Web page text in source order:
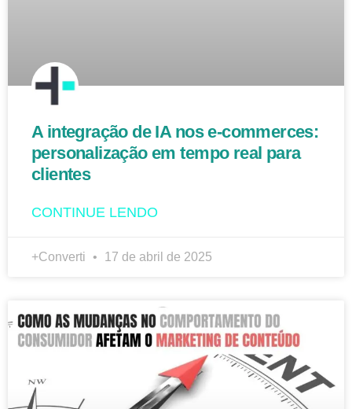
A integração de IA nos e-commerces:
personalização em tempo real para
clientes
CONTINUE LENDO
+Converti 17 de abril de 2025